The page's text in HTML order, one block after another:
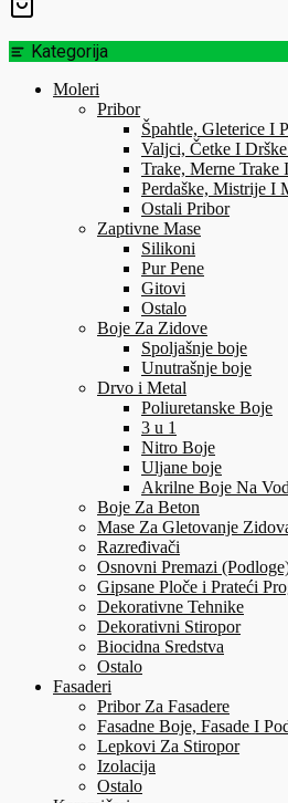
Kategorija
Moleri
Pribor
Špahtle, Gleterice I
Valjci, Četke I
Trake, Merne Trake
Perdaške, Mistrije I
Ostali Pribor
Zaptivne Mase
Silikoni
Pur Pene
Gitovi
Ostalo
Boje Za Zidove
Spoljašnje boje
Unutrašnje boje
Drvo i Metal
Poliuretanske Boje
3 u 1
Nitro Boje
Uljane boje
Akrilne Boje Na
Boje Za Beton
Mase Za Gletovanje
Razređivači
Osnovni Premazi
Gipsane Ploče i Prateći
Dekorativne Tehnike
Dekorativni Stiropor
Biocidna Sredstva
Ostalo
Fasaderi
Pribor Za Fasadere
Fasadne Boje, Fasade I
Lepkovi Za Stiropor
Izolacija
Ostalo